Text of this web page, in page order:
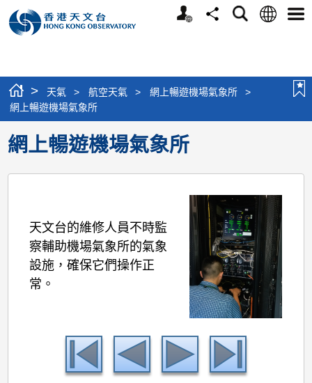
個
分
搜
語
選
> 天氣 > 航空天氣 > 網上暢遊機場氣象所
>
網上暢遊機場氣象所
網上暢遊機場氣象所
天文台的維修人員不時監
察輔助機場氣象所的氣象
設施，確保它們操作正
常。